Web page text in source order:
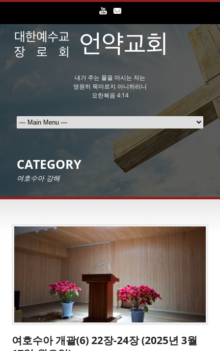
내가 주는 물을 마시는 자는
영원히 목마르지 아니하리니
요한복음 4:14
CATEGORY
여호수아 강해
여호수아 개괄(6) 22장-24장 (2025년 3월